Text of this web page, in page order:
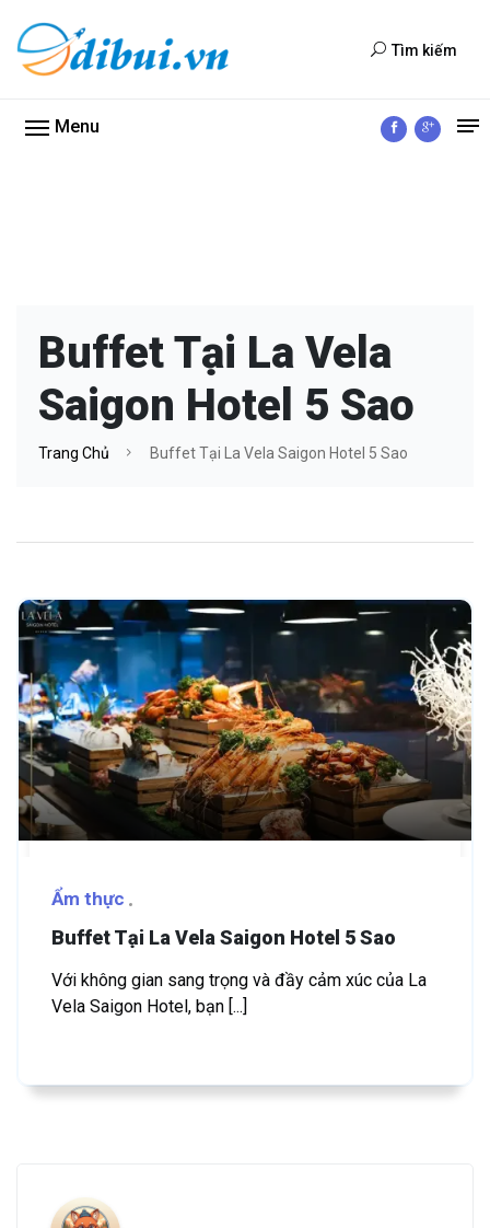
Tìm kiếm
Menu
Buffet Tại La Vela
Saigon Hotel 5 Sao
Trang Chủ Buffet Tại La Vela Saigon Hotel 5 Sao
Ẩm thực
Buffet Tại La Vela Saigon Hotel 5 Sao
Với không gian sang trọng và đầy cảm xúc của La
Vela Saigon Hotel, bạn [...]